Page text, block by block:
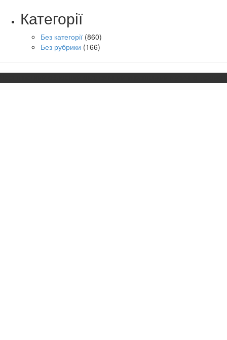
Категорії
Без категорії (860)
Без рубрики (166)